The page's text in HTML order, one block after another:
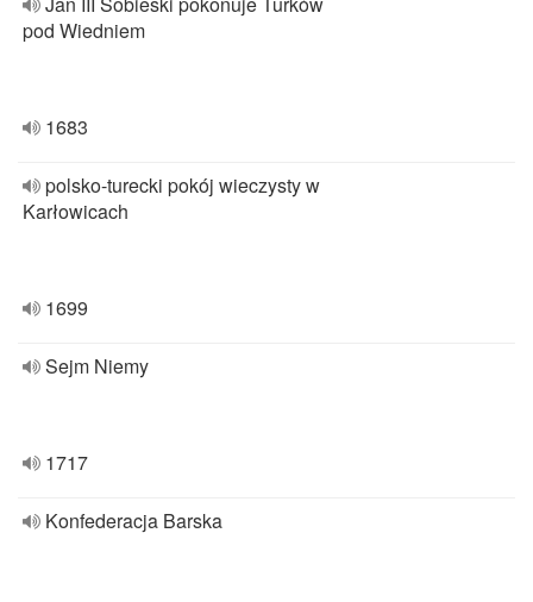
pod Wiedniem
1683
polsko-turecki pokój wieczysty w
Karłowicach
1699
Sejm Niemy
1717
Konfederacja Barska